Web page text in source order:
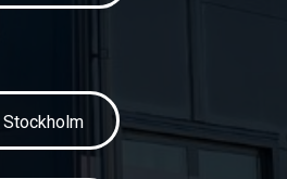
Stockholm